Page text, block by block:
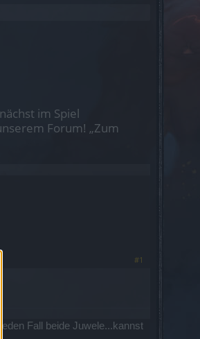
im Spiel
Forum! „Zum
#1
Fall beide Juwele...kannst